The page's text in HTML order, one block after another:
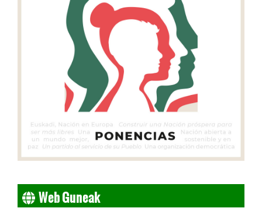
Web Guneak